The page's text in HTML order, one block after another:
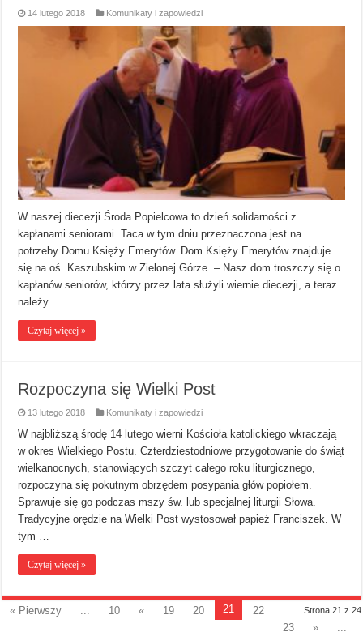
14 lutego 2018 Komunikaty i zapowiedzi
W naszej diecezji Środa Popielcowa to dzień solidarności z
kapłanami seniorami. Taca w tym dniu przeznaczona jest na
potrzeby Domu Księży Emerytów. Dom Księży Emerytów znajduje
się na oś. Kaszubskim w Zielonej Górze. – Nasz dom troszczy się o
kapłanów seniorów, którzy przez lata służyli wiernie diecezji, a teraz
należy …
Czytaj więcej »
Rozpoczyna się Wielki Post
13 lutego 2018 Komunikaty i zapowiedzi
W najbliższą środę 14 lutego wierni Kościoła katolickiego wkraczają
w okres Wielkiego Postu. Czterdziestodniowe przygotowanie do świąt
wielkanocnych, stanowiących szczyt całego roku liturgicznego,
rozpoczyna się pokutnym obrzędem posypania głów popiołem.
Sprawuje się go podczas mszy św. lub specjalnej liturgii Słowa.
Tradycyjne orędzie na Wielki Post wystosował papież Franciszek. W
tym …
Czytaj więcej »
Strona 21 z 24
« Pierwszy 10 « 19 20 21
22
23
»